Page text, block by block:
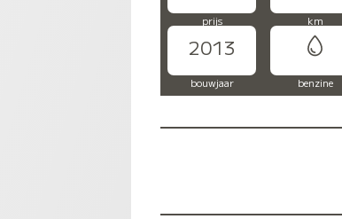
prijs km
2013
bouwjaar benzine